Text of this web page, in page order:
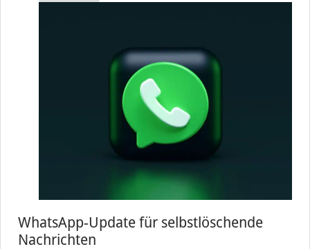
WhatsApp-Update für selbstlöschende
Nachrichten